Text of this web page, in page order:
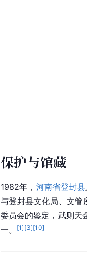
保护与馆藏
1982年， 河南省登封县
与登封县文化局、文管
委员会的鉴定，武则天
一。
[1] [3][10]